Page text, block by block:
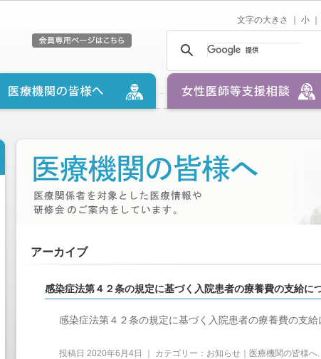
文字の大きさ ｜ 小
アーカイブ
感染症法第４２条の規定に基づく入院患者の療養費の支給に
感染症法第４２条の規定に基づく入院患者の療養費の支給
投稿日 2020年6月4日 ｜ カテゴリー： お知らせ｜医療機関の皆様へ.